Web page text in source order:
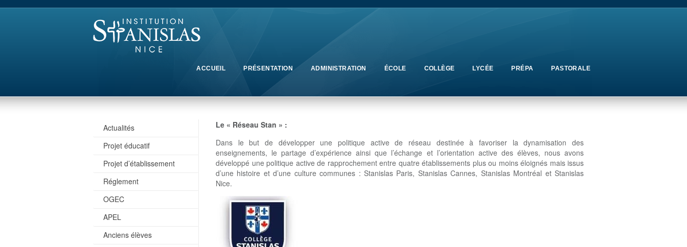
ACCUEIL PRÉSENTATION ADMINISTRATION ÉCOLE COLLÈGE LYCÉE PRÉPA PASTORALE
Actualités
Projet éducatif
Projet d’établissement
Réglement
OGEC
APEL
Anciens élèves
Le « Réseau Stan » :
Dans le but de développer une politique active de réseau destinée à favoriser la dynamisation des
enseignements, le partage d’expérience ainsi que l’échange et l’orientation active des élèves, nous avons
développé une politique active de rapprochement entre quatre établissements plus ou moins éloignés mais issus
d’une histoire et d’une culture communes : Stanislas Paris, Stanislas Cannes, Stanislas Montréal et Stanislas
Nice.